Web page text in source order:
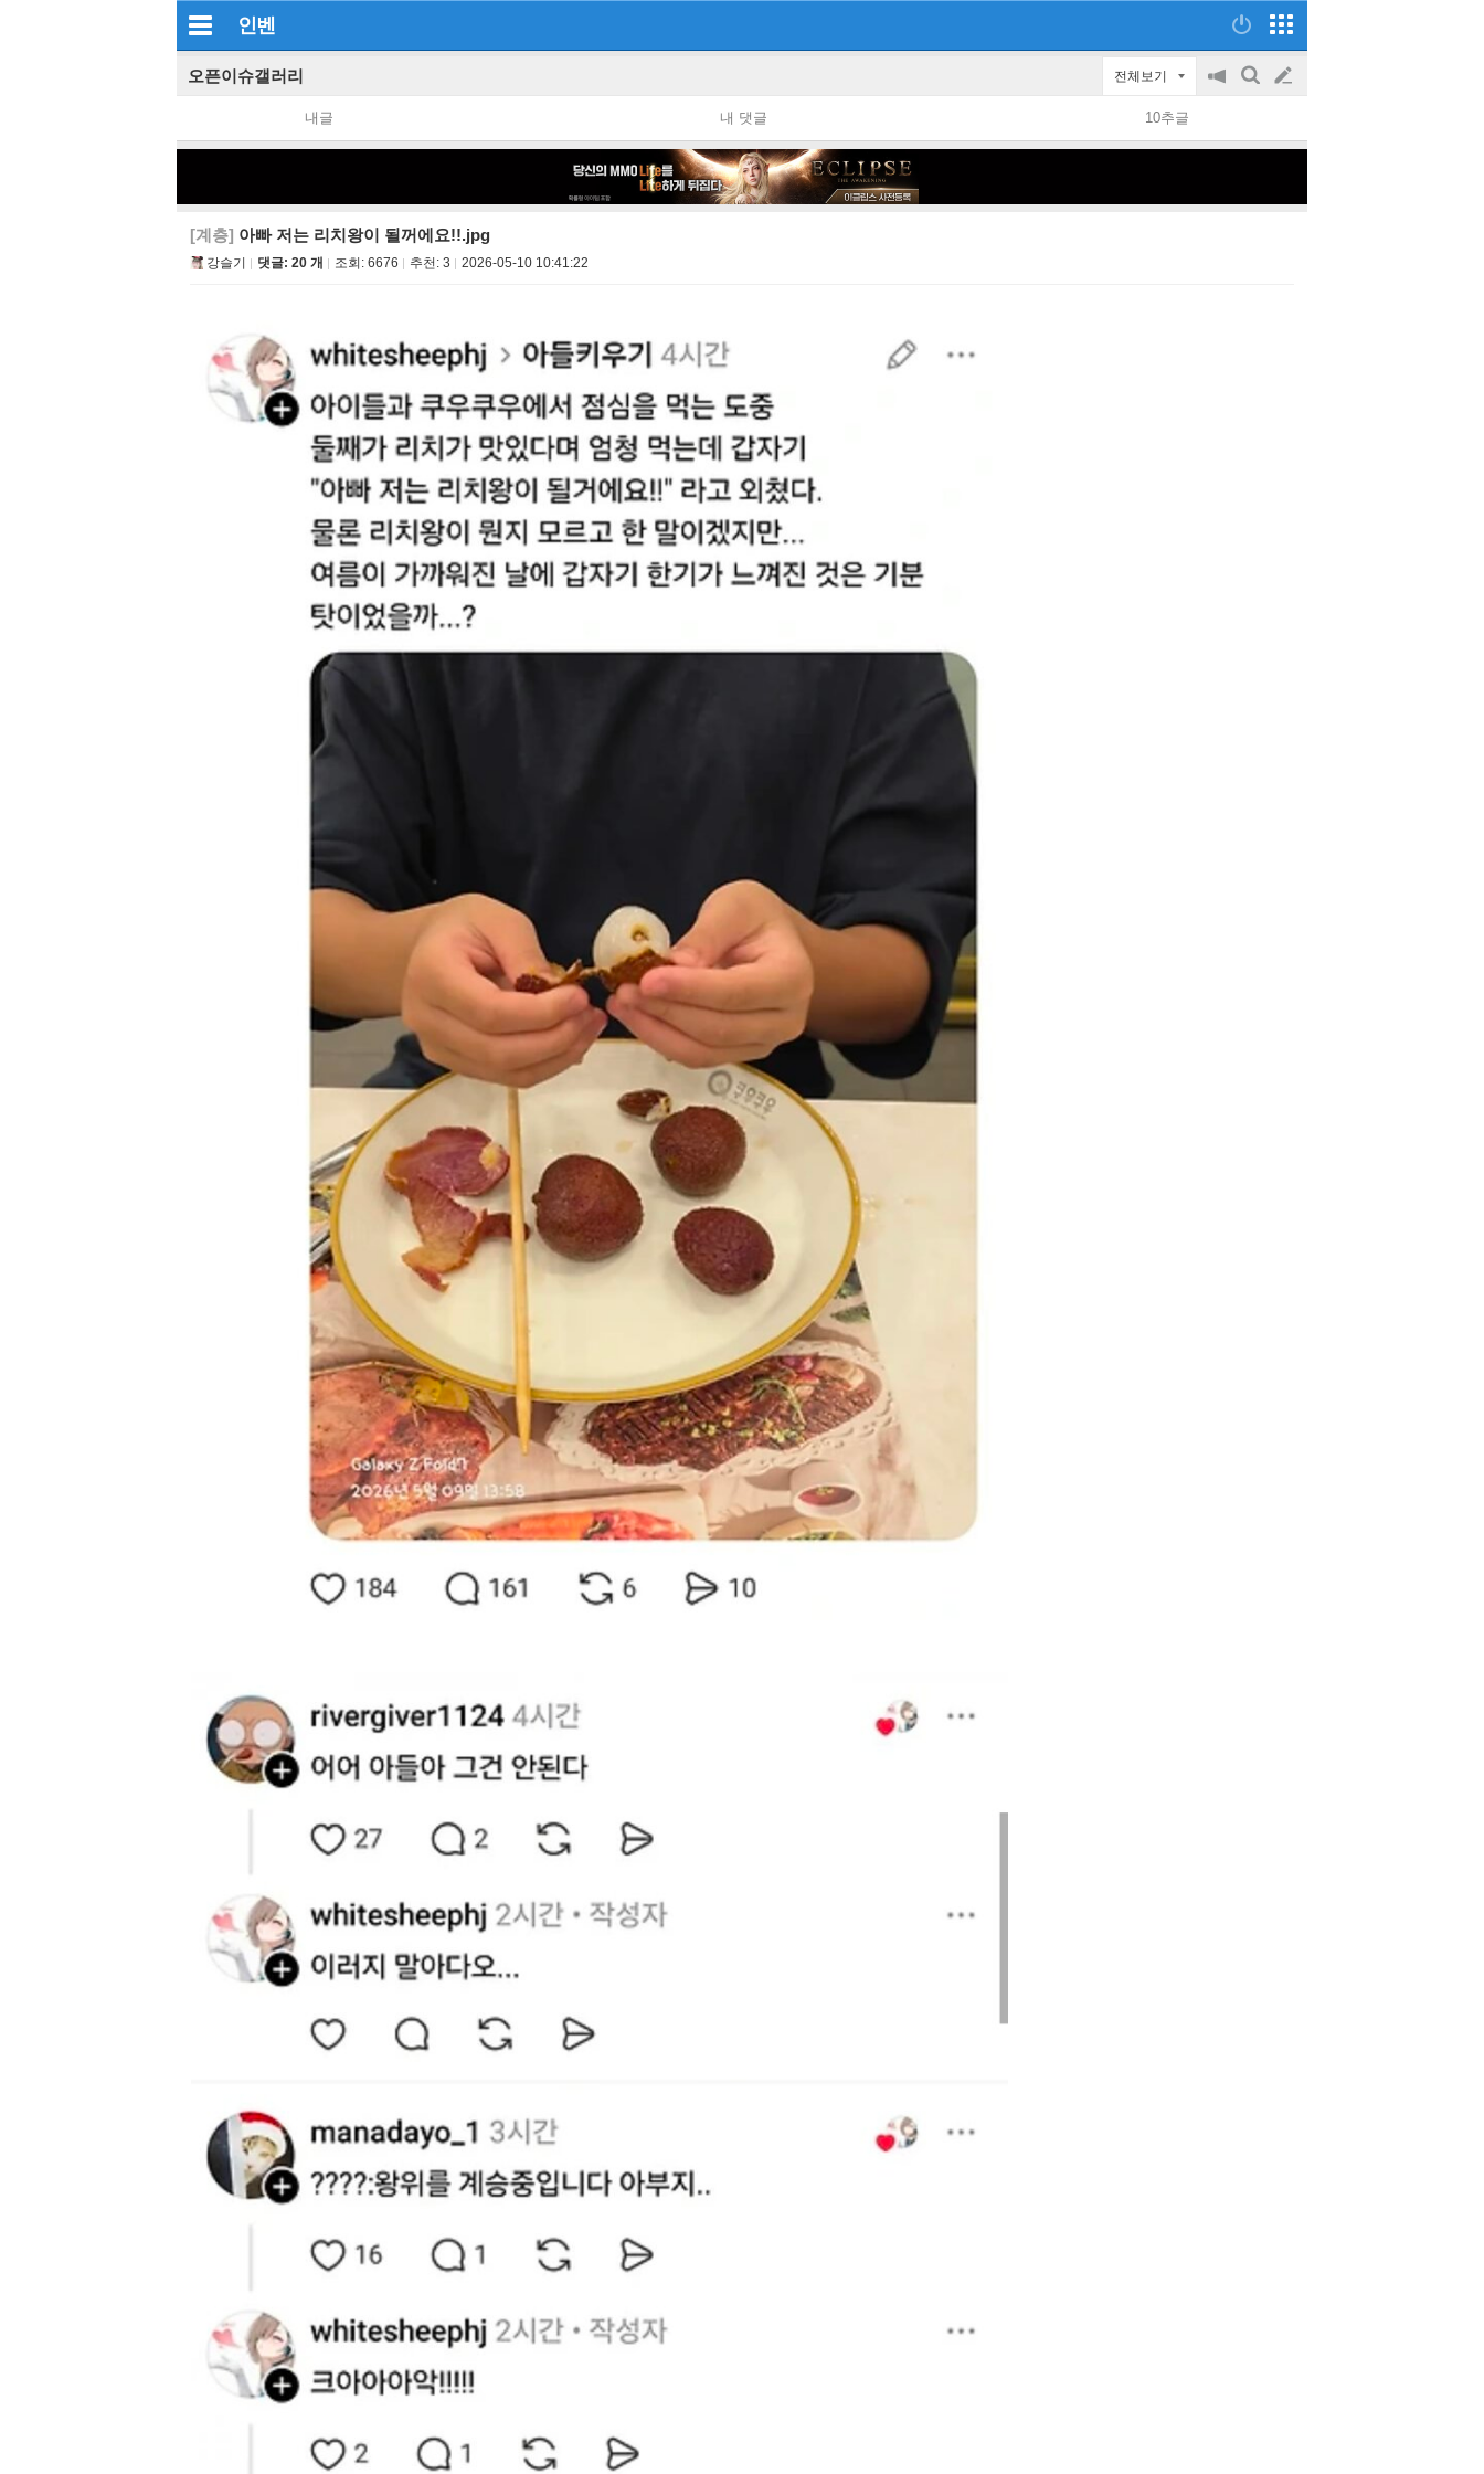
인벤
오픈이슈갤러리 전체보기
공
on/off
검
글
쓰
내글 내 댓글 10추글
[계층] 아빠 저는 리치왕이 될꺼에요!!.jpg
강슬기 댓글: 20 개 조회: 6676 추천: 3 2026-05-10 10:41:22